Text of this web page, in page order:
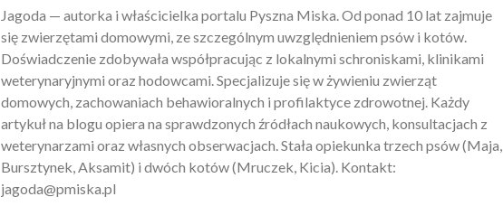
Jagoda — autorka i właścicielka portalu Pyszna Miska. Od ponad 10 lat zajmuje
się zwierzętami domowymi, ze szczególnym uwzględnieniem psów i kotów.
Doświadczenie zdobywała współpracując z lokalnymi schroniskami, klinikami
weterynaryjnymi oraz hodowcami. Specjalizuje się w żywieniu zwierząt
domowych, zachowaniach behawioralnych i profilaktyce zdrowotnej. Każdy
artykuł na blogu opiera na sprawdzonych źródłach naukowych, konsultacjach z
weterynarzami oraz własnych obserwacjach. Stała opiekunka trzech psów (Maja,
Bursztynek, Aksamit) i dwóch kotów (Mruczek, Kicia). Kontakt:
jagoda@pmiska.pl